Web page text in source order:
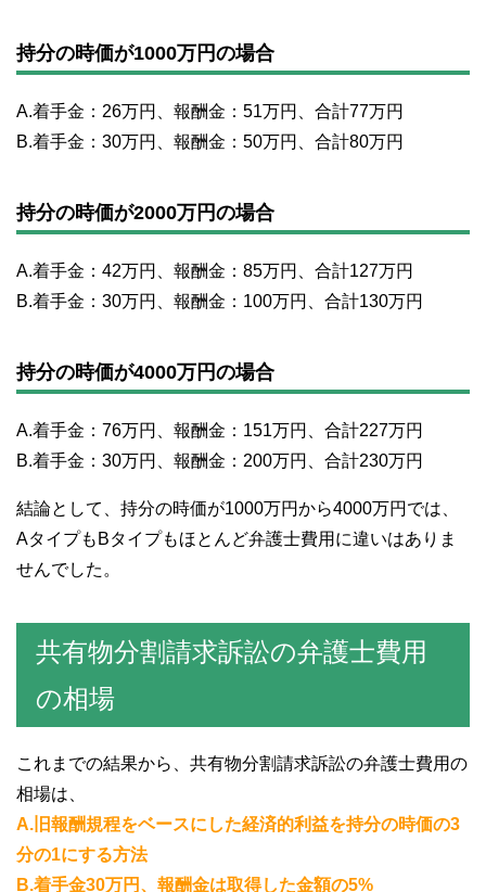
持分の時価が1000万円の場合
A.着手金：26万円、報酬金：51万円、合計77万円
B.着手金：30万円、報酬金：50万円、合計80万円
持分の時価が2000万円の場合
A.着手金：42万円、報酬金：85万円、合計127万円
B.着手金：30万円、報酬金：100万円、合計130万円
持分の時価が4000万円の場合
A.着手金：76万円、報酬金：151万円、合計227万円
B.着手金：30万円、報酬金：200万円、合計230万円
結論として、持分の時価が1000万円から4000万円では、
AタイプもBタイプもほとんど弁護士費用に違いはありま
せんでした。
共有物分割請求訴訟の弁護士費用
の相場
これまでの結果から、共有物分割請求訴訟の弁護士費用の
相場は、
A.旧報酬規程をベースにした経済的利益を持分の時価の3
分の1にする方法
B.着手金30万円、報酬金は取得した金額の5%